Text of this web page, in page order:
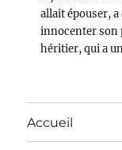
allait épouser,
innocenter son
héritier, qui a
Accueil